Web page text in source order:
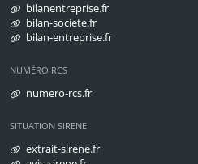
bilanentreprise.fr
bilan-societe.fr
bilan-entreprise.fr
NUMÉRO RCS
numero-rcs.fr
SITUATION SIRENE
extrait-sirene.fr